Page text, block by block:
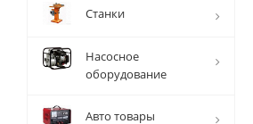
Станки
Насосное
оборудование
Авто товары